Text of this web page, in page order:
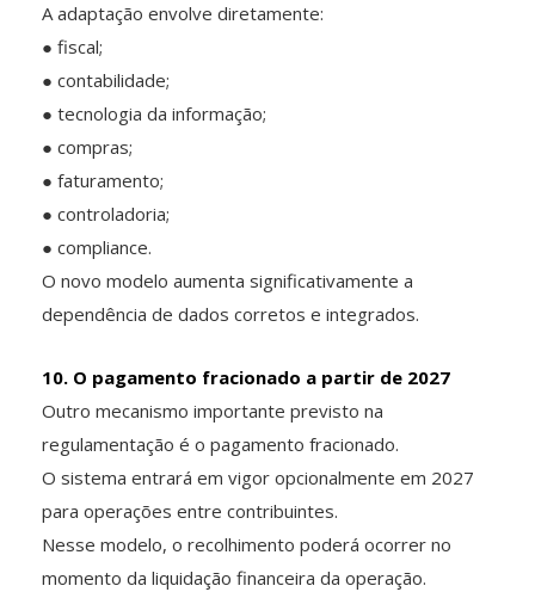
A adaptação envolve diretamente:
● fiscal;
● contabilidade;
● tecnologia da informação;
● compras;
● faturamento;
● controladoria;
● compliance.
O novo modelo aumenta significativamente a
dependência de dados corretos e integrados.
10. O pagamento fracionado a partir de 2027
Outro mecanismo importante previsto na
regulamentação é o pagamento fracionado.
O sistema entrará em vigor opcionalmente em 2027
para operações entre contribuintes.
Nesse modelo, o recolhimento poderá ocorrer no
momento da liquidação financeira da operação.